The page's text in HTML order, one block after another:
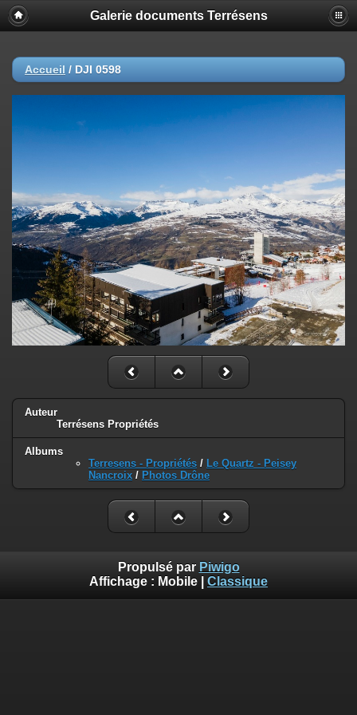
Galerie documents Terrésens
Accueil / DJI 0598
Auteur
Terrésens Propriétés
Albums
Terresens - Propriétés / Le Quartz - Peisey
Nancroix / Photos Drône
Propulsé par Piwigo
Affichage : Mobile Classique